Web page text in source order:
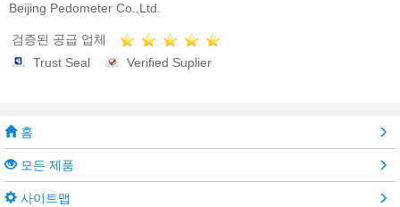
Beijing Pedometer Co.,Ltd.
검증된 공급 업체
Trust Seal
Verified Suplier
홈
모든 제품
사이트맵